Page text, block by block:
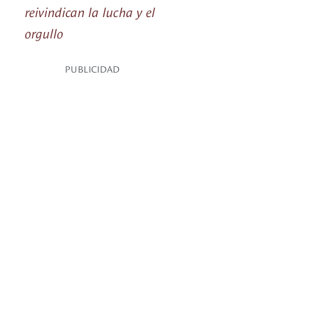
reivindican la lucha y el
orgullo
PUBLICIDAD